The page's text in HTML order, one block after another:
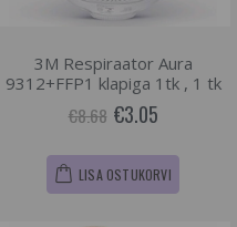
3M Respiraator Aura
9312+FFP1 klapiga 1tk , 1 tk
€8.68 €3.05
LISA OSTUKORVI